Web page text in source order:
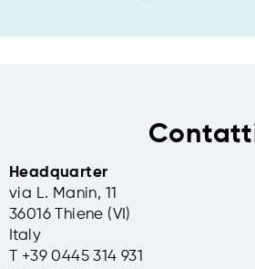
Headquarter
via L. Manin, 11
36016 Thiene (VI)
Italy
T +39 0445 314 931